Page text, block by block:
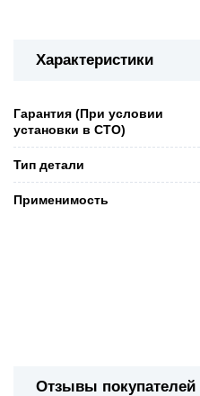
Характеристики
Гарантия (При условии
установки в СТО)
Тип детали
Применимость
Отзывы покупателей